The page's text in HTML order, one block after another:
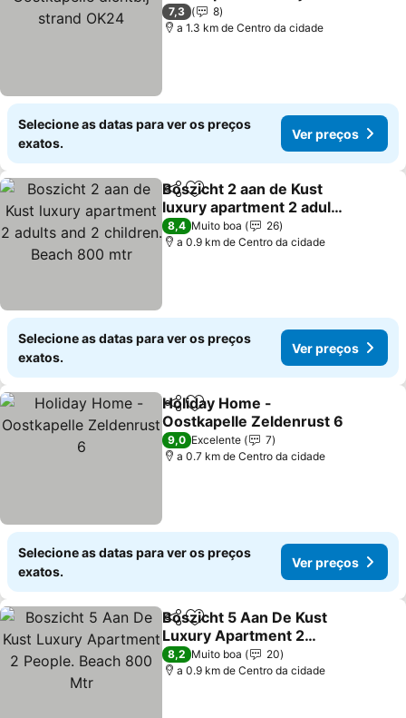
strand OK24
7,3
8
a 1.3 km de Centro da cidade
Selecione as datas para ver os preços
exatos.
Ver preços
PartilharAdicionar aos favoritos
Boszicht 2 aan de Kust
luxury apartment 2 adults
and 2 children. Beach
800 mtr
8,4 Muito boa
26
a 0.9 km de Centro da cidade
Selecione as datas para ver os preços
exatos.
Ver preços
PartilharAdicionar aos favoritos
Holiday Home -
Oostkapelle Zeldenrust 6
9,0 Excelente
7
a 0.7 km de Centro da cidade
Selecione as datas para ver os preços
exatos.
Ver preços
PartilharAdicionar aos favoritos
Boszicht 5 Aan De Kust
Luxury Apartment 2
People. Beach 800 Mtr
8,2 Muito boa
20
a 0.9 km de Centro da cidade